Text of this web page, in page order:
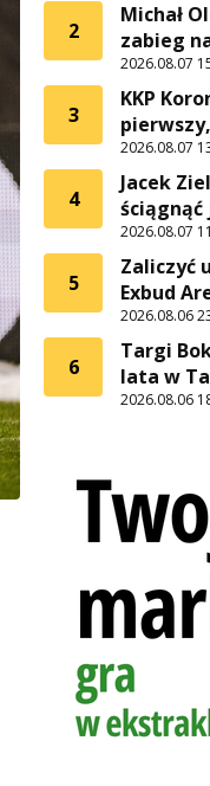
2
Michał
zabieg
2026.08.07
3
KKP
2026.08.07
4
Jacek
ściągnąć
2026.08.07
5
Zaliczyć
Exbud
2026.08.06
6
Targi
lata w
2026.08.06